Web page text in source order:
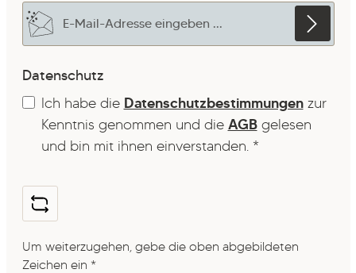
E-Mail-Adresse*
Datenschutz
Ich habe die Datenschutzbestimmungenzur
Kenntnis genommen und die AGBgelesen
und bin mit ihnen einverstanden. *
Um weiterzugehen, gebe die oben abgebildeten
Zeichen ein *